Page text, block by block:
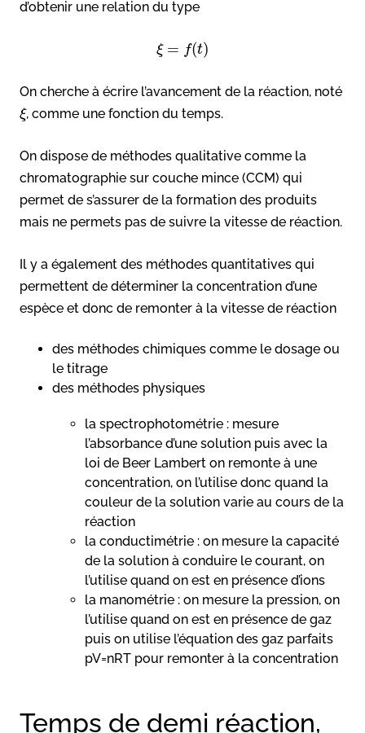
d’obtenir une relation du type
ξ = f(t)
On cherche à écrire l’avancement de la réaction, noté
ξ, comme une fonction du temps.
On dispose de méthodes qualitative comme la
chromatographie sur couche mince (CCM) qui
permet de s’assurer de la formation des produits
mais ne permets pas de suivre la vitesse de réaction.
Il y a également des méthodes quantitatives qui
permettent de déterminer la concentration d’une
espèce et donc de remonter à la vitesse de réaction
des méthodes chimiques comme le dosage ou
le titrage
des méthodes physiques
la spectrophotométrie : mesure
l’absorbance d’une solution puis avec la
loi de Beer Lambert on remonte à une
concentration, on l’utilise donc quand la
couleur de la solution varie au cours de la
réaction
la conductimétrie : on mesure la capacité
de la solution à conduire le courant, on
l’utilise quand on est en présence d’ions
la manométrie : on mesure la pression, on
l’utilise quand on est en présence de gaz
puis on utilise l’équation des gaz parfaits
pV=nRT pour remonter à la concentration
Temps de demi réaction,